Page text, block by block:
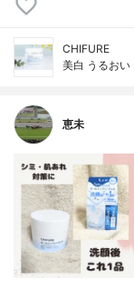
CHIFURE
美白 うるおい
恵未